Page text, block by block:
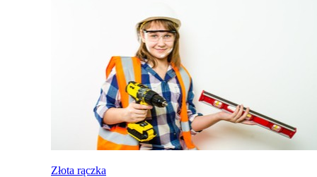
Złota rączka